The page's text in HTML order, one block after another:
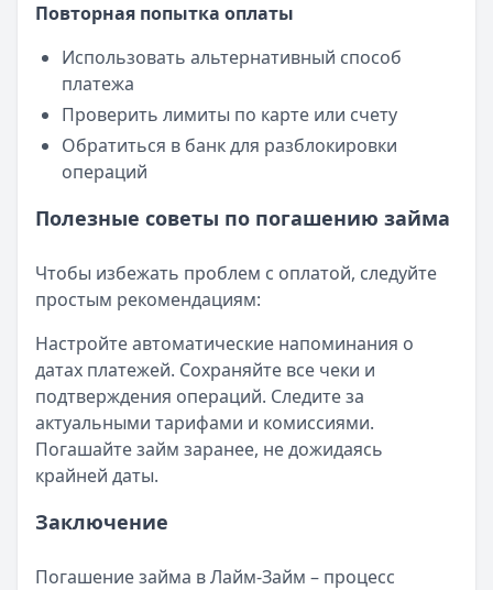
Повторная попытка оплаты
Использовать альтернативный способ
платежа
Проверить лимиты по карте или счету
Обратиться в банк для разблокировки
операций
Полезные советы по погашению займа
Чтобы избежать проблем с оплатой, следуйте
простым рекомендациям:
Настройте автоматические напоминания о
датах платежей. Сохраняйте все чеки и
подтверждения операций. Следите за
актуальными тарифами и комиссиями.
Погашайте займ заранее, не дожидаясь
крайней даты.
Заключение
Погашение займа в Лайм-Займ – процесс